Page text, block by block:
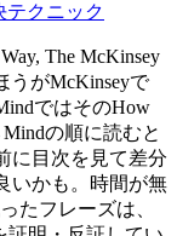
テクニック
The McKinsey
うがMcKinseyで
ではそのHow
の順に読むと
に目次を見て差分
いかも。時間が無
たフレーズは、